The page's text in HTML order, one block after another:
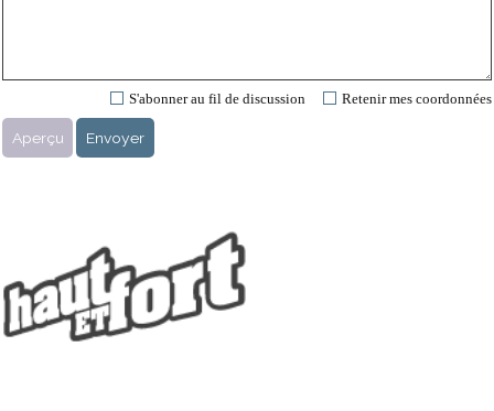
Retenir mes coordonnées
S'abonner au fil de discussion